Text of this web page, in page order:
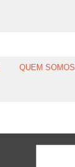
QUEM SOMOS